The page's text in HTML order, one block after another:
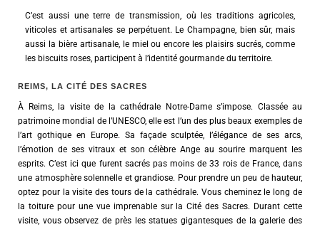
C’est aussi une terre de transmission, où les traditions agricoles,
viticoles et artisanales se perpétuent. Le Champagne, bien sûr, mais
aussi la bière artisanale, le miel ou encore les plaisirs sucrés, comme
les biscuits roses, participent à l’identité gourmande du territoire.
REIMS, LA CITÉ DES SACRES
À Reims, la visite de la cathédrale Notre-Dame s’impose. Classée au
patrimoine mondial de l’UNESCO, elle est l’un des plus beaux exemples de
l’art gothique en Europe. Sa façade sculptée, l’élégance de ses arcs,
l’émotion de ses vitraux et son célèbre Ange au sourire marquent les
esprits. C’est ici que furent sacrés pas moins de 33 rois de France, dans
une atmosphère solennelle et grandiose. Pour prendre un peu de hauteur,
optez pour la visite des tours de la cathédrale. Vous cheminez le long de
la toiture pour une vue imprenable sur la Cité des Sacres. Durant cette
visite, vous observez de près les statues gigantesques de la galerie des